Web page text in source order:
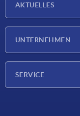
AKTUELLES
UNTERNEHMEN
SERVICE